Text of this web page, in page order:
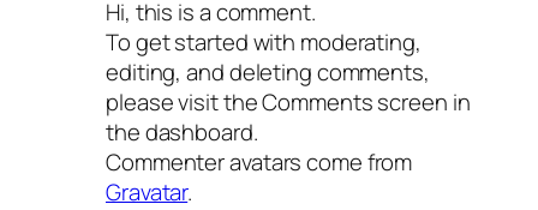
Hi, this is a comment.
To get started with moderating,
editing, and deleting comments,
please visit the Comments screen in
the dashboard.
Commenter avatars come from
Gravatar.